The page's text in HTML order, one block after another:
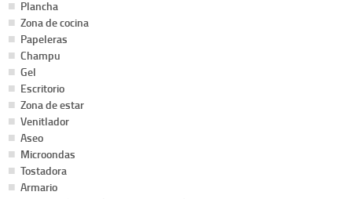
Plancha
Zona de cocina
Papeleras
Champu
Gel
Escritorio
Zona de estar
Venitlador
Aseo
Microondas
Tostadora
Armario